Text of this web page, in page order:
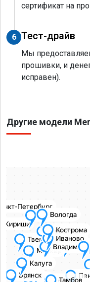
сертификат на
6 Тест-драйв
Мы
прошивки, и
исправен).
Другие модели